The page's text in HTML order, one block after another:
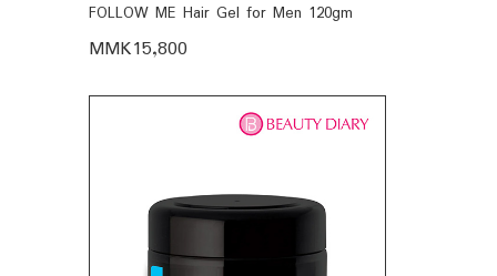
FOLLOW ME Hair Gel for Men 120gm
MMK15,800